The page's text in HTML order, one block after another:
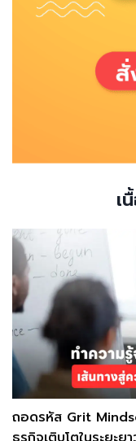
เ
ถอดรหัส Grit